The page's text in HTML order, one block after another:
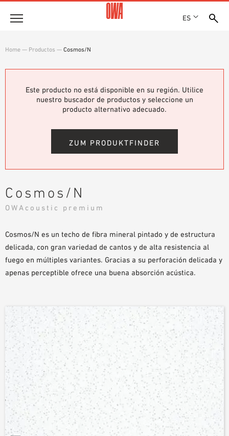
ES
EMPLAZAMIENTOS
Productos
RESUMEN DE PRODUCTOS
BÚSQUEDA GUIADA
Soluciones
ÁREAS DE UTILIZACIÓN
TEXTOS SOBRE LICITACIONES PÚBLICAS
DESCARGAS
AYUDAS DE PLANIFICACIÓN
Home — Productos — Cosmos/N
Este producto no está disponible en su región. Utilice
nuestro buscador de productos y seleccione un
producto alternativo adecuado.
ZUM PRODUKTFINDER
Cosmos/N
OWAcoustic premium
Cosmos/N es un techo de fibra mineral pintado y de estructura
delicada, con gran variedad de cantos y de alta resistencia al
fuego en múltiples variantes. Gracias a su perforación delicada y
apenas perceptible ofrece una buena absorción acústica.